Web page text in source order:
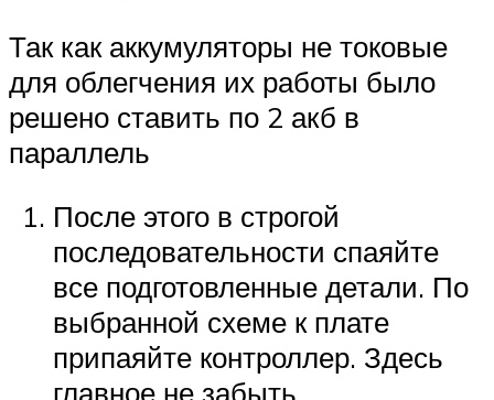
Так как аккумуляторы не токовые
для облегчения их работы было
решено ставить по 2 акб в
параллель
После этого в строгой
последовательности спаяйте
все подготовленные детали. По
выбранной схеме к плате
припаяйте контроллер. Здесь
главное не забыть